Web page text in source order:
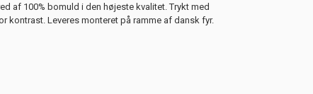
af 100% bomuld i den højeste kvalitet. Trykt med
kontrast. Leveres monteret på ramme af dansk fyr.